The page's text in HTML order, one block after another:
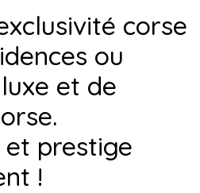
corse
ou
et de
prestige
!